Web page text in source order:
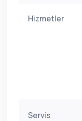
Hizmetler
Servis